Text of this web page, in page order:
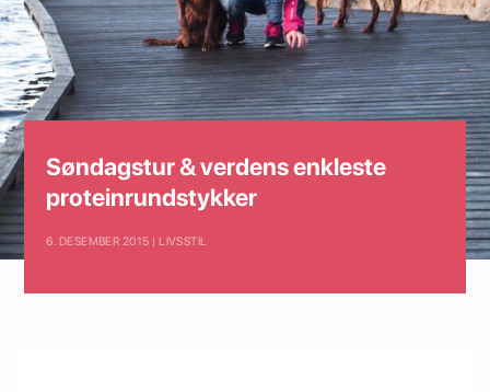
Søndagstur & verdens enkleste
proteinrundstykker
6. DESEMBER 2015 | LIVSSTIL